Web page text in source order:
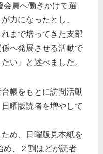
会員へ働きかけて選
力になったとし、
まで培ってきた支部
へ発展させる活動で
い」と述べました。
帳をもとに訪問活動
曜版読者を増やして
め、日曜版見本紙を
め、２割ほどが読者